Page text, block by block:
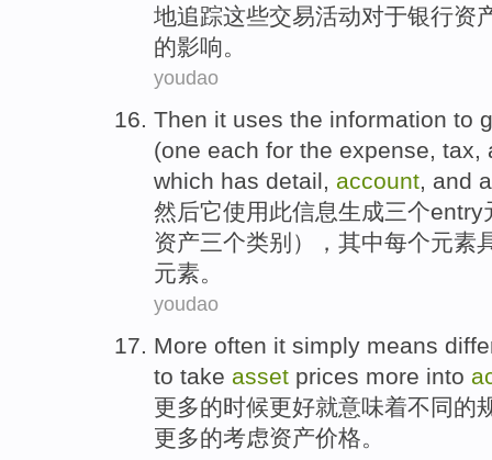
地追踪这些交易活动对于银行资
的影响。
youdao
Then it uses the information to
(one each for the expense, tax,
which has detail, account, and
然后它使用此信息生成三个entry
资产三个类别 ）， 其中每个元素
元素。
youdao
More often it simply means
to take asset prices more into
更多的时候更好就意味着不同的
更多的考虑资产价格。